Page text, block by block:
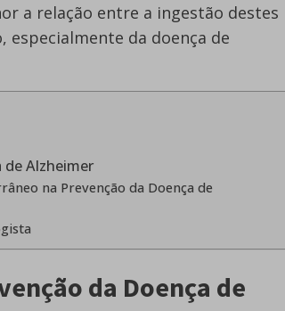
a relação entre a ingestão destes
da doença de
de Alzheimer
na Prevenção da Doença de
da Doença de